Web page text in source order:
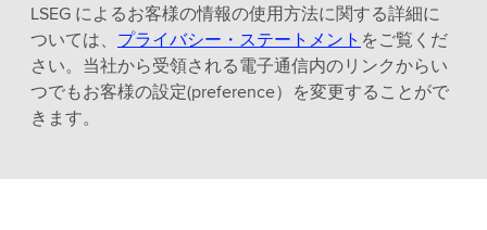
LSEG によるお客様の情報の使用方法に関する詳細に
ついては、 プライバシー・ステートメント をご覧くだ
さい。当社から受領される電子通信内のリンクからい
つでもお客様の設定(preference）を変更することがで
きます。